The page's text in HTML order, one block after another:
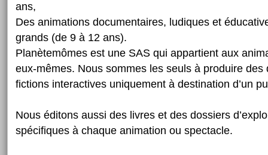
ans,
Des animations documentaires, ludiques et
grands (de 9 à 12 ans).
Planètemômes est une SAS qui appartient aux
eux-mêmes. Nous sommes les seuls à produire des
fictions interactives uniquement à destination d’un
Nous éditons aussi des livres et des dossiers
spécifiques à chaque animation ou spectacle.